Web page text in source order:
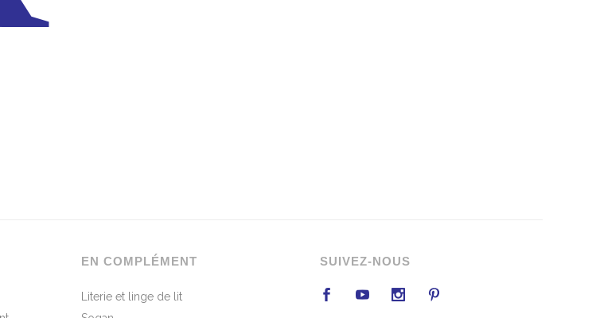
EN COMPLÉMENT
Literie et linge de lit
SUIVEZ-NOUS